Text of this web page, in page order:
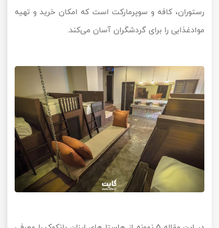
رستوران‌، کافه و سوپرمارکت است که امکان خرید و تهیه
موادغذایی را برای گردشگران آسان می‌کند.